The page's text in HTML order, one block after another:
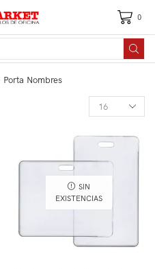
0
Porta Nombres
SIN
EXISTENCIAS